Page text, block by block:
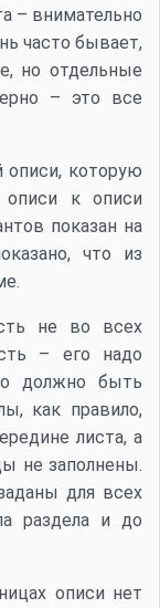
– внимательно
часто бывает,
но отдельные
– это все
которую
описи к описи
показан на
что из
не во всех
– его надо
должно быть
как правило,
листа, а
не заполнены.
для всех
раздела и до
описи нет